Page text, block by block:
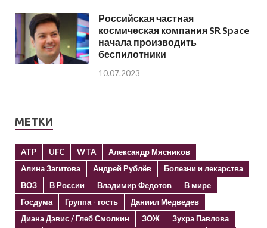
Российская частная
космическая компания SR Space
начала производить
беспилотники
10.07.2023
МЕТКИ
ATP UFC WTA
Александр Мясников
Алина Загитова
Андрей Рублёв
Болезни и лекарства
ВОЗ
В России Владимир Федотов
В мире
Госдума
Группа - гость
Даниил Медведев
Диана Дэвис / Глеб Смолкин
ЗОЖ
Зухра Павлова